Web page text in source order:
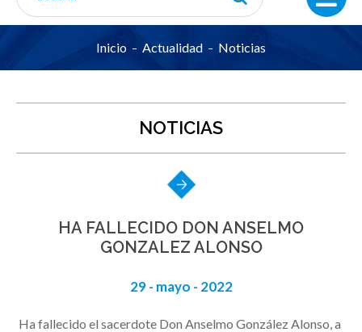
Inicio Actualidad Noticias
NOTICIAS
HA FALLECIDO DON ANSELMO
GONZALEZ ALONSO
29 - mayo - 2022
Ha fallecido el sacerdote Don Anselmo González Alonso, a